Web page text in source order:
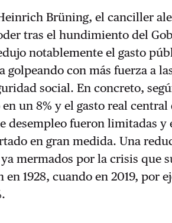
Brüning, el canciller
tras el hundimiento del
notablemente el gasto
golpeando con más fuerza a
social. En concreto,
un 8% y el gasto real central
desempleo fueron limitadas y
en gran medida. Una
mermados por la crisis que
en 1928, cuando en 2019, por